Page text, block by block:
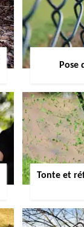
Pose
Tonte et